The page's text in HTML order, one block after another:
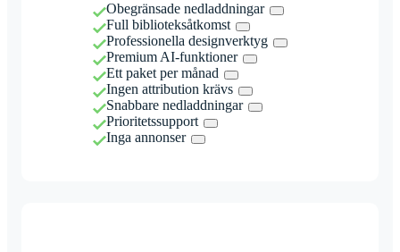
Obegränsade nedladdningar
Full biblioteksåtkomst
Professionella designverktyg
Premium AI-funktioner
Ett paket per månad
Ingen attribution krävs
Snabbare nedladdningar
Prioritetssupport
Inga annonser